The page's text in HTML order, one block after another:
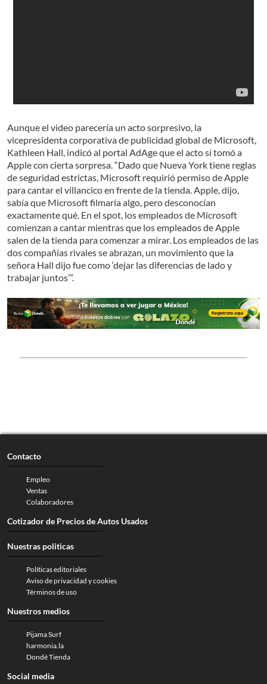
Aunque el video parecería un acto sorpresivo, la
vicepresidenta corporativa de publicidad global de Microsoft,
Kathleen Hall, indicó al portal AdAge que el acto sí tomó a
Apple con cierta sorpresa. “Dado que Nueva York tiene reglas
de seguridad estrictas, Microsoft requirió permiso de Apple
para cantar el villancico en frente de la tienda. Apple, dijo,
sabía que Microsoft filmaría algo, pero desconocían
exactamente qué. En el spot, los empleados de Microsoft
comienzan a cantar mientras que los empleados de Apple
salen de la tienda para comenzar a mirar. Los empleados de las
dos compañías rivales se abrazan, un movimiento que la
señora Hall dijo fue como ‘dejar las diferencias de lado y
trabajar juntos’”.
Contacto
Empleo
Ventas
Colaboradores
Cotizador de Precios de Autos Usados
Nuestras politicas
Políticas editoriales
Aviso de privacidad y cookies
Términos de uso
Nuestros medios
Pijama Surf
harmonia.la
Dondé Tienda
Social media